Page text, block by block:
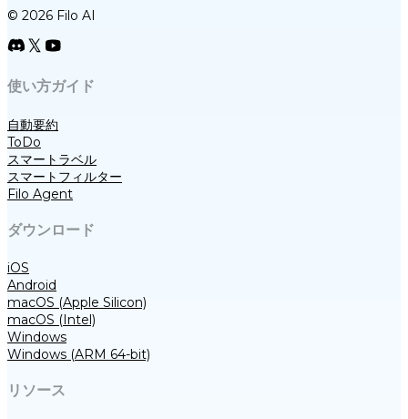
© 2026 Filo AI
使い方ガイド
自動要約
ToDo
スマートラベル
スマートフィルター
Filo Agent
ダウンロード
iOS
Android
macOS (Apple Silicon)
macOS (Intel)
Windows
Windows (ARM 64-bit)
リソース